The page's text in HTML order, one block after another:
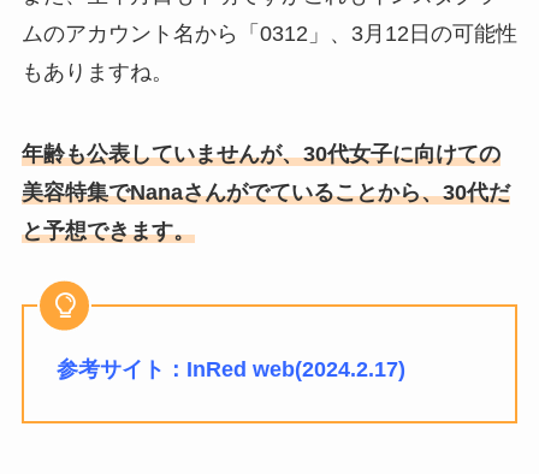
ムのアカウント名から「0312」、3月12日の可能性
もありますね。
年齢も公表していませんが、30代女子に向けての
美容特集でNanaさんがでていることから、30代だ
と予想できます。
参考サイト：InRed web(2024.2.17)